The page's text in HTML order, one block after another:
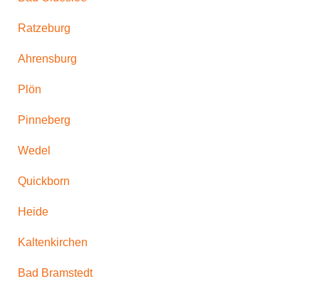
Ratzeburg
Ahrensburg
Plön
Pinneberg
Wedel
Quickborn
Heide
Kaltenkirchen
Bad Bramstedt